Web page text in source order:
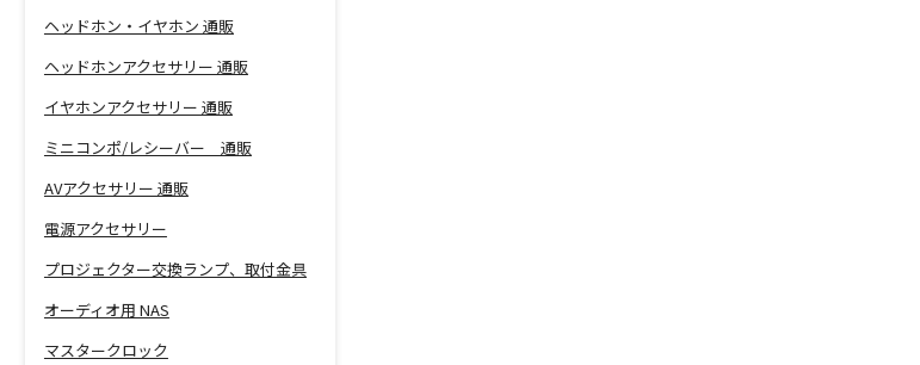
ヘッドホン・イヤホン 通販
ヘッドホンアクセサリー 通販
イヤホンアクセサリー 通販
ミニコンポ/レシーバー 通販
AVアクセサリー 通販
電源アクセサリー
プロジェクター交換ランプ、取付金具
オーディオ用 NAS
マスタークロック